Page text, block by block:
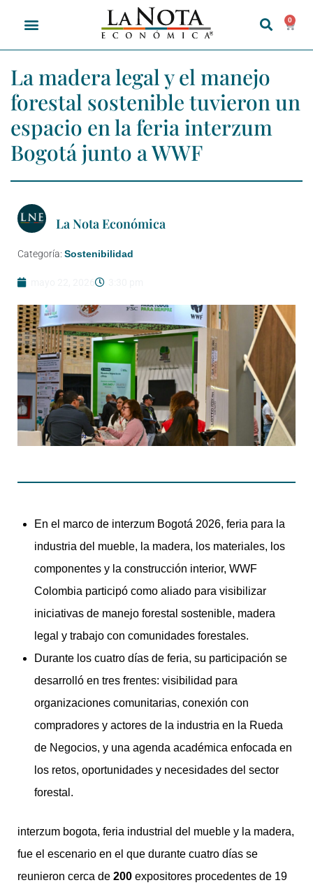
0
La madera legal y el manejo
forestal sostenible tuvieron un
espacio en la feria interzum
Bogotá junto a WWF
La Nota Económica
Categoría: Sostenibilidad
En el marco de interzum Bogotá 2026, feria para la
industria del mueble, la madera, los materiales, los
componentes y la construcción interior, WWF
Colombia participó como aliado para visibilizar
iniciativas de manejo forestal sostenible, madera
legal y trabajo con comunidades forestales.
Durante los cuatro días de feria, su participación se
desarrolló en tres frentes: visibilidad para
organizaciones comunitarias, conexión con
compradores y actores de la industria en la Rueda
de Negocios, y una agenda académica enfocada en
los retos, oportunidades y necesidades del sector
forestal.
interzum bogota, feria industrial del mueble y la madera,
fue el escenario en el que durante cuatro días se
reunieron cerca de 200 expositores procedentes de 19